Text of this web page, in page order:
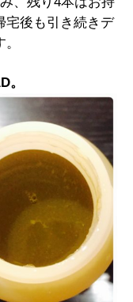
宅後も引き続きデ
。